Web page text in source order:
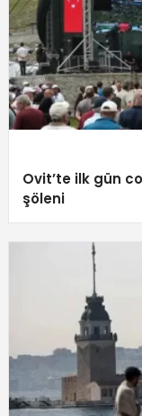
Ovit’te ilk gün
şöleni